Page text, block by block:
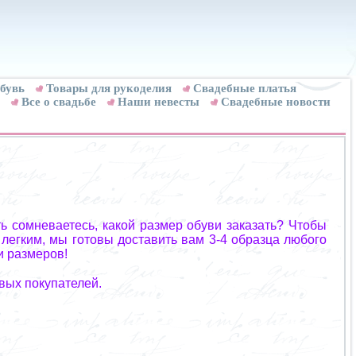
Товары для рукоделия
Cвадебные платья
Все о свадьбе
Наши невесты Свадебные новости
какой размер обуви заказать? Чтобы
мы готовы доставить вам 3-4 образца любого
размеров!
покупателей.